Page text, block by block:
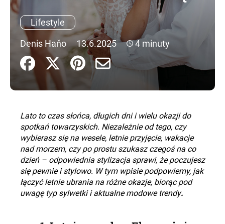
Lifestyle
Denis Haňo
13.6.2025 4 minuty
Lato to czas słońca, długich dni i wielu okazji do
spotkań towarzyskich. Niezależnie od tego, czy
wybierasz się na wesele, letnie przyjęcie, wakacje
nad morzem, czy po prostu szukasz czegoś na co
dzień – odpowiednia stylizacja sprawi, że poczujesz
się pewnie i stylowo. W tym wpisie podpowiemy, jak
łączyć letnie ubrania na różne okazje, biorąc pod
uwagę typ sylwetki i aktualne modowe trendy.
SZUKAJ
o